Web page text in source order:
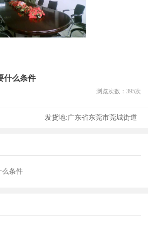
什么条件
浏览次数： 395次
发货地:广东省东莞市莞城街道
么条件